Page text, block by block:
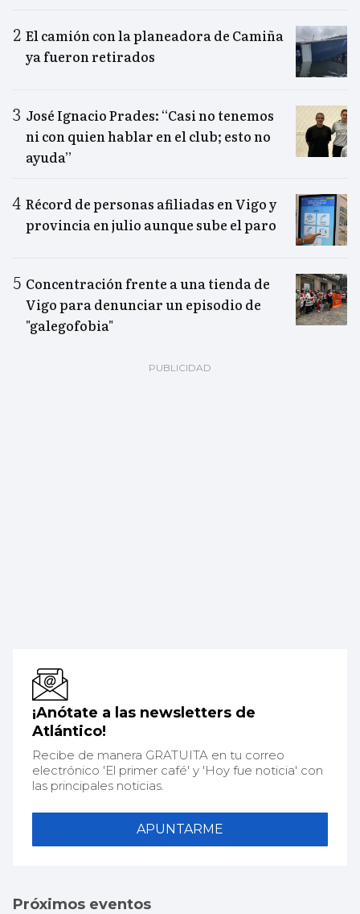
El camión con la planeadora de Camiña
ya fueron retirados
José Ignacio Prades: “Casi no tenemos
ni con quien hablar en el club; esto no
ayuda”
Récord de personas afiliadas en Vigo y
provincia en julio aunque sube el paro
Concentración frente a una tienda de
Vigo para denunciar un episodio de
"galegofobia"
¡Anótate a las newsletters de
Atlántico!
Recibe de manera GRATUITA en tu correo
electrónico 'El primer café' y 'Hoy fue noticia' con
las principales noticias.
APUNTARME
Próximos eventos